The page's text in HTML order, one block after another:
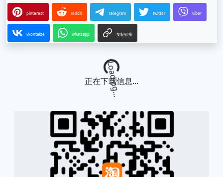
pinterest reddit telegram twitter viber
vkontakte whatsapp 复制链接
Loading...
正在下载信息...